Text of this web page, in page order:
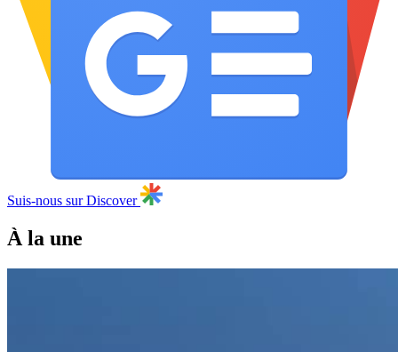
Suis-nous sur Discover
À la une